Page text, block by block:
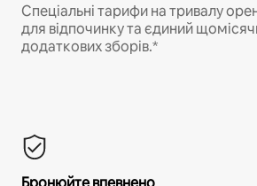
Спеціальні тарифи на тривалу
для відпочинку та єдиний
додаткових зборів.*